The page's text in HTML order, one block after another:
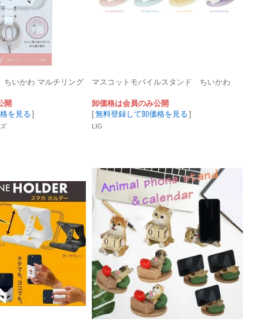
ちいかわ マルチリング
開
を見る ]
マスコットモバイルスタンド ちいかわ
卸価格は会員のみ公開
[無料登録して卸価格を見る ]
LIG